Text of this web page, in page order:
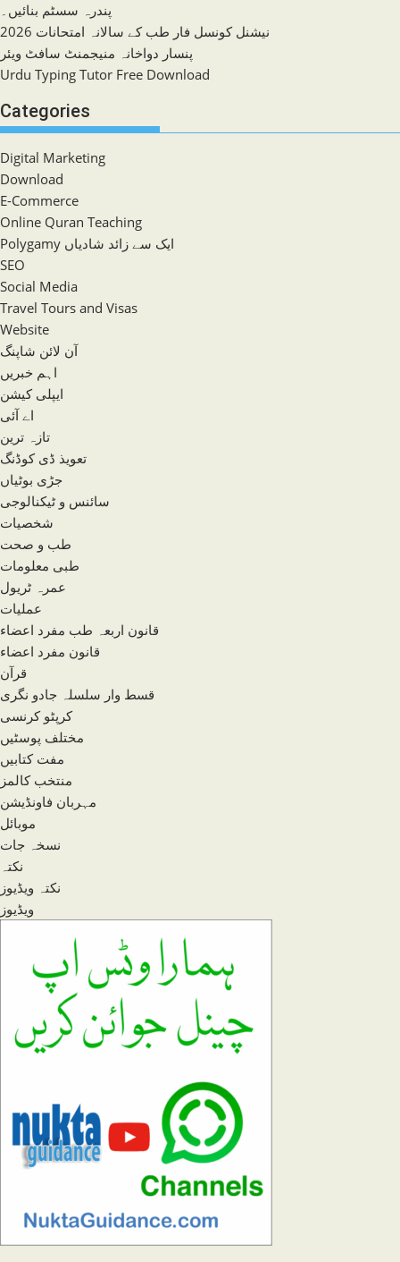
پندرہ سسٹم بنائیں۔
نیشنل کونسل فار طب کے سالانہ امتحانات 2026
پنسار دواخانہ منیجمنٹ سافٹ ویئر
Urdu Typing Tutor Free Download
Categories
Digital Marketing
Download
E-Commerce
Online Quran Teaching
Polygamy ایک سے زائد شادیاں
SEO
Social Media
Travel Tours and Visas
Website
آن لائن شاپنگ
اہم خبریں
ایپلی کیشن
اے آئی
تازہ ترین
تعویذ ڈی کوڈنگ
جڑی بوٹیاں
سائنس و ٹیکنالوجی
شخصیات
طب و صحت
طبی معلومات
عمرہ ٹریول
عملیات
قانون اربعہ طب مفرد اعضاء
قانون مفرد اعضاء
قرآن
قسط وار سلسلہ جادو نگری
کرپٹو کرنسی
مختلف پوسٹیں
مفت کتابیں
منتخب کالمز
مہربان فاونڈیشن
موبائل
نسخہ جات
نکتہ
نکتہ ویڈیوز
ویڈیوز